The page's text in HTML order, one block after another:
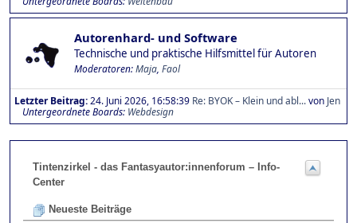
Autorenhard- und Software
Technische und praktische Hilfsmittel für Autoren
Moderatoren:Maja, Faol
Letzter Beitrag:24. Juni 2026, 16:58:39 Re: BYOK – Klein und abl...von Jen
Untergeordnete Boards Webdesign
Tintenzirkel - das Fantasyautor:innenforum – Info-
Center
Neueste Beiträge